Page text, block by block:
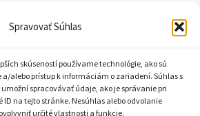
Spravovať Súhlas
skúseností používame technológie, ako sú
alebo prístup k informáciám o zariadení. Súhlas s
spracovávať údaje, ako je správanie pri
na tejto stránke. Nesúhlas alebo odvolanie
určité vlastnosti a funkcie.
ochrany súkromia